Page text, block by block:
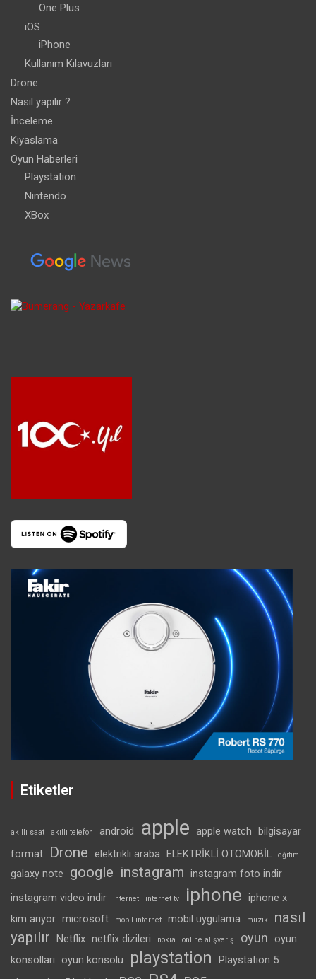
One Plus
iOS
iPhone
Kullanım Kılavuzları
Drone
Nasıl yapılır ?
İnceleme
Kıyaslama
Oyun Haberleri
Playstation
Nintendo
XBox
Etiketler
akıllı saat akıllı telefon android apple apple watch bilgisayar
format
Drone elektrikli araba ELEKTRİKLİ OTOMOBİL eğitim
galaxy note google instagram instagram foto indir
instagram video indir
internet internet tv iphone iphone x
kim arıyor microsoft mobil internet mobil uygulama müzik
nasıl
yapılır Netflix netflix dizileri nokia online alışveriş oyun
oyun
konsolları
oyun konsolu playstation
Playstation 5